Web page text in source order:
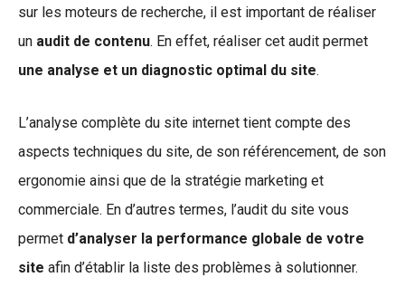
sur les moteurs de recherche, il est important de réaliser
un audit de contenu. En effet, réaliser cet audit permet
une analyse et un diagnostic optimal du site.
L’analyse complète du site internet tient compte des
aspects techniques du site, de son référencement, de son
ergonomie ainsi que de la stratégie marketing et
commerciale. En d’autres termes, l’audit du site vous
permet d’analyser la performance globale de votre
site afin d’établir la liste des problèmes à solutionner.